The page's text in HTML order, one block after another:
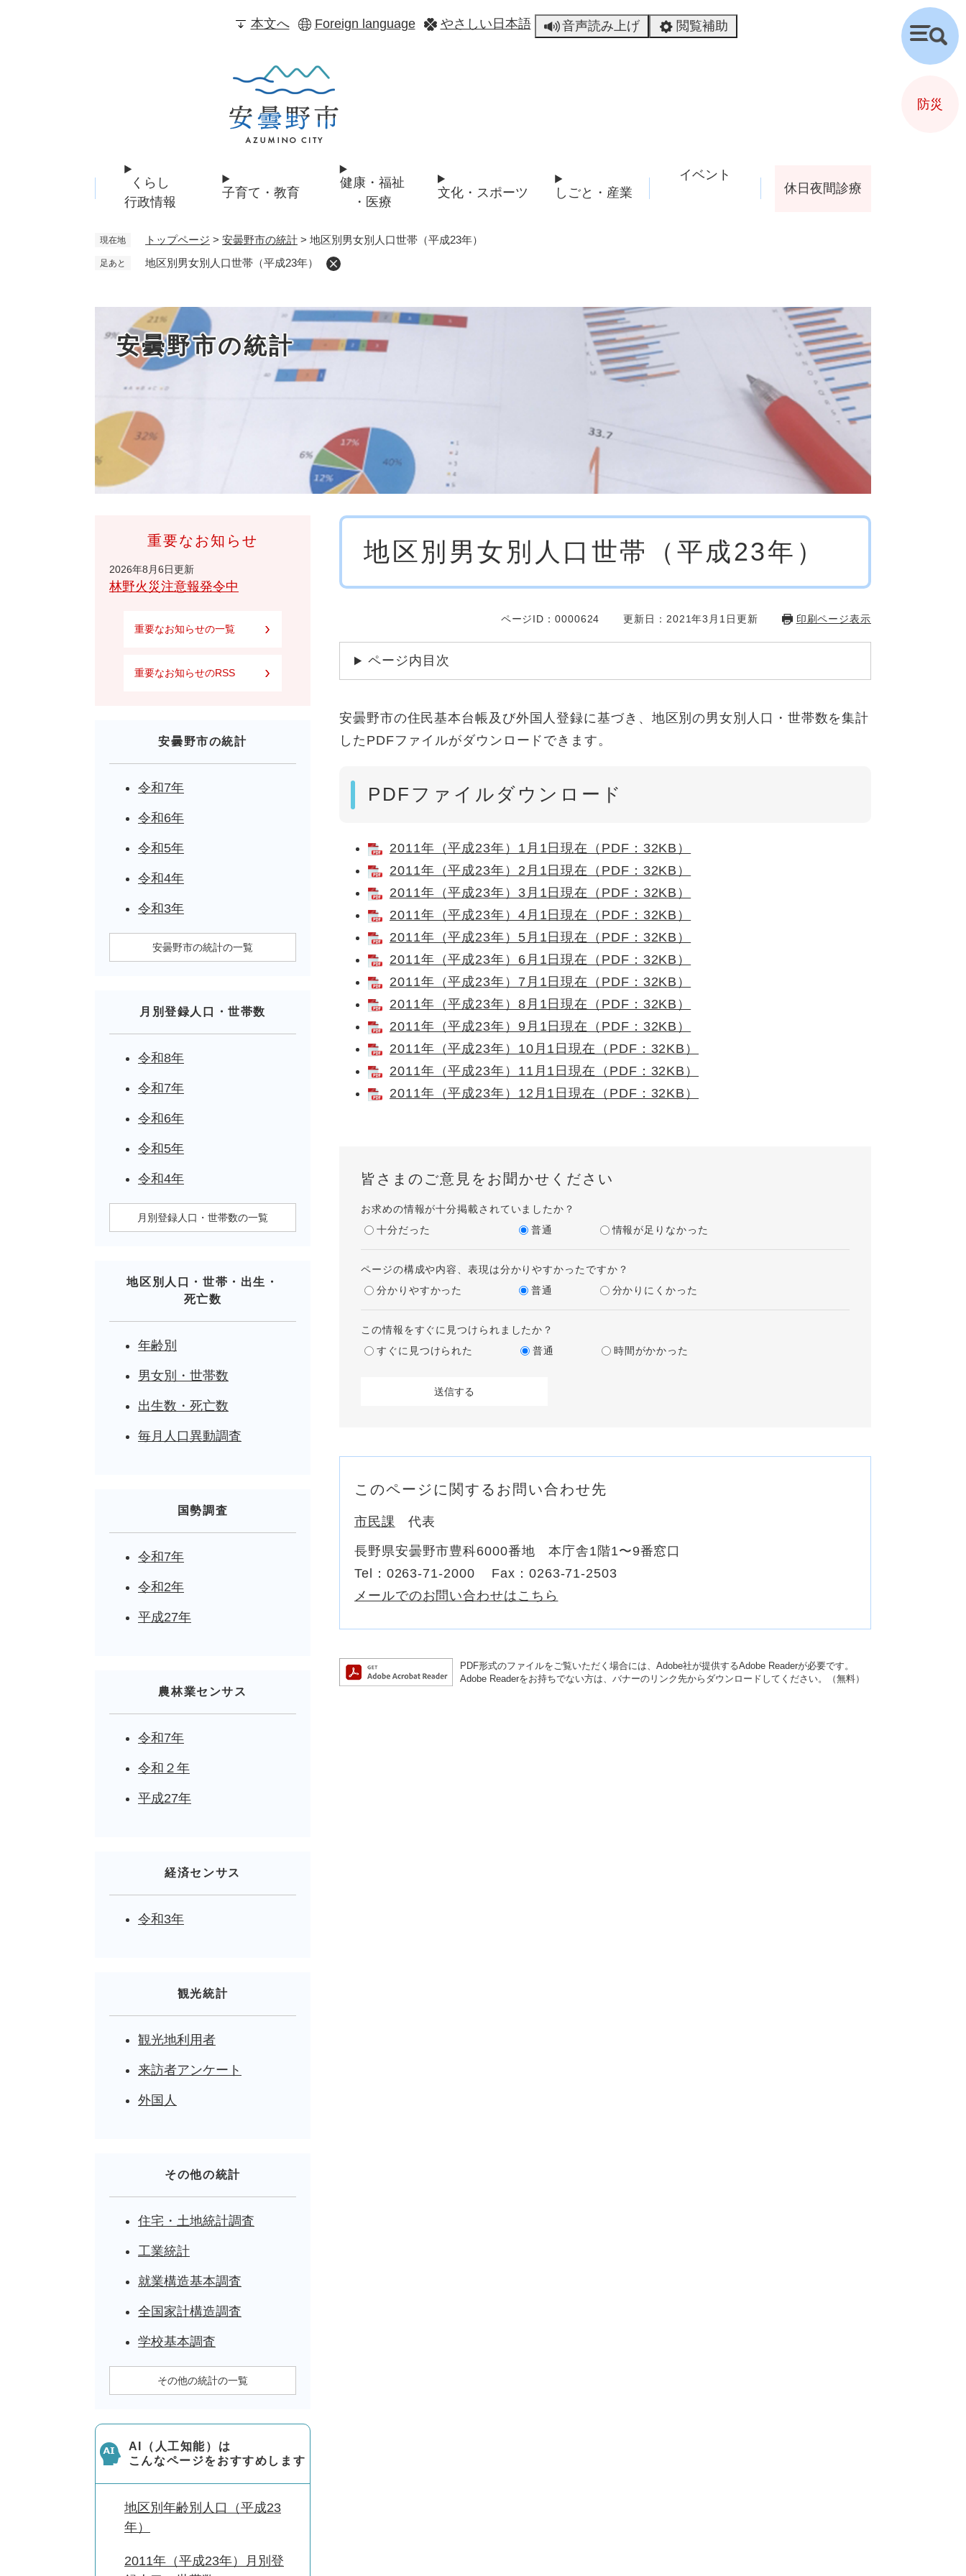
本文へ Foreign language やさしい日本語 音声読み上げ 閲覧補助
くらし
行政情報
子育て・教育
健康・福祉
・医療
文化・スポーツ しごと・産業
イベント
休日夜間診療
現在地 トップページ > 安曇野市の統計 > 地区別男女別人口世帯（平成23年）
足あと 地区別男女別人口世帯（平成23年）
安曇野市の統計
地区別男女別人口世帯（平成23年）
ページID：0000624 更新日：2021年3月1日更新 印刷ページ表示
ページ内目次
安曇野市の住民基本台帳及び外国人登録に基づき、地区別の男女別人口・世帯数を集計
したPDFファイルがダウンロードできます。
PDFファイルダウンロード
2011年（平成23年）1月1日現在（PDF：32KB）
2011年（平成23年）2月1日現在（PDF：32KB）
2011年（平成23年）3月1日現在（PDF：32KB）
2011年（平成23年）4月1日現在（PDF：32KB）
2011年（平成23年）5月1日現在（PDF：32KB）
2011年（平成23年）6月1日現在（PDF：32KB）
2011年（平成23年）7月1日現在（PDF：32KB）
2011年（平成23年）8月1日現在（PDF：32KB）
2011年（平成23年）9月1日現在（PDF：32KB）
2011年（平成23年）10月1日現在（PDF：32KB）
2011年（平成23年）11月1日現在（PDF：32KB）
2011年（平成23年）12月1日現在（PDF：32KB）
皆さまのご意見をお聞かせください
お求めの情報が十分掲載されていましたか？
十分だった
普通 情報が足りなかった
ページの構成や内容、表現は分かりやすかったですか？
分かりやすかった
普通 分かりにくかった
この情報をすぐに見つけられましたか？
すぐに見つけられた
普通 時間がかかった
このページに関するお問い合わせ先
市民課 代表
長野県安曇野市豊科6000番地 本庁舎1階1〜9番窓口
Tel：0263-71-2000
Fax：0263-71-2503
メールでのお問い合わせはこちら
PDF形式のファイルをご覧いただく場合には、Adobe社が提供するAdobe Readerが必要です。
Adobe Readerをお持ちでない方は、バナーのリンク先からダウンロードしてください。（無料）
重要なお知らせ
2026年8月6日更新
林野火災注意報発令中
重要なお知らせの一覧
重要なお知らせのRSS
安曇野市の統計
令和7年
令和6年
令和5年
令和4年
令和3年
安曇野市の統計の一覧
月別登録人口・世帯数
令和8年
令和7年
令和6年
令和5年
令和4年
月別登録人口・世帯数の一覧
地区別人口・世帯・出生・
死亡数
年齢別
男女別・世帯数
出生数・死亡数
毎月人口異動調査
国勢調査
令和7年
令和2年
平成27年
農林業センサス
令和7年
令和２年
平成27年
経済センサス
令和3年
観光統計
観光地利用者
来訪者アンケート
外国人
その他の統計
住宅・土地統計調査
工業統計
就業構造基本調査
全国家計構造調査
学校基本調査
その他の統計の一覧
AI（人工知能）は
こんなページをおすすめします
地区別年齢別人口（平成23
年）
2011年（平成23年）月別登
検
索
防災